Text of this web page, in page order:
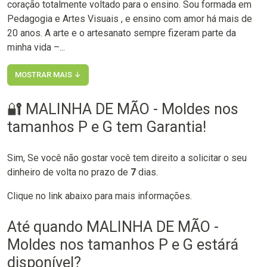
coração totalmente voltado para o ensino. Sou formada em
Pedagogia e Artes Visuais , e ensino com amor há mais de
20 anos. A arte e o artesanato sempre fizeram parte da
minha vida –...
MOSTRAR MAIS ↓
🔐 MALINHA DE MÃO - Moldes nos
tamanhos P e G tem Garantia!
Sim, Se você não gostar você tem direito a solicitar o seu
dinheiro de volta no prazo de 7 dias.
Clique no link abaixo para mais informações.
Até quando MALINHA DE MÃO -
Moldes nos tamanhos P e G estárá
disponível?